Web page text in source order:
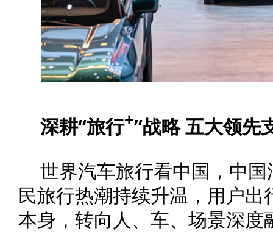
深耕“旅行+”战略五大领先
世界汽车旅行看中国，中
民旅行热潮持续升温，用户
本身，转向人、车、场景深